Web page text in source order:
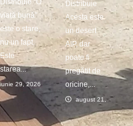
Distribuie ”O
viață bună”
este o stare,
nu un fapt.
Este
starea...
iunie 29, 2026
Distribuie
Acesta este
un desert
AIP, dar
poate fi
pregătit de
oricine,...
august 21, 2025